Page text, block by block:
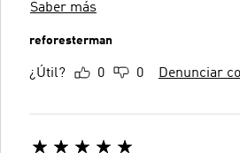
Saber más
reforesterman
¿Útil? 0 0 Denunciar